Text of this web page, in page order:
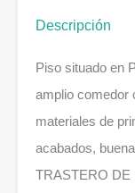
Descripción
Piso situado en
amplio comedor
materiales de
acabados,
TRASTERO DE